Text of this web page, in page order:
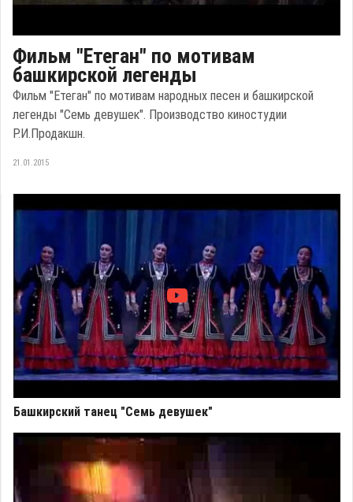
Фильм "Етеган" по мотивам
башкирской легенды
Фильм "Етеган" по мотивам народных песен и башкирской
легенды "Семь девушек". Производство киностудии
Р.И.Продакшн.
21.01.2015
Башкирский танец "Семь девушек"